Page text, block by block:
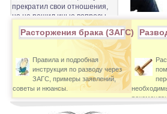
прекратил свои отношения,
но не решил иные вопросы,
которые связанны с разводом
супругов.
Расторжения брака (ЗАГС)
Правила и подробная
инструкция по разводу через
ЗАГС, примеры заявлений,
советы и нюансы.